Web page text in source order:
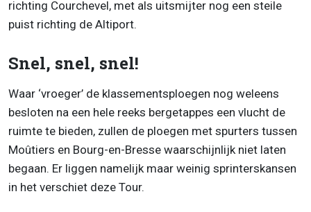
richting Courchevel, met als uitsmijter nog een steile
puist richting de Altiport.
Snel, snel, snel!
Waar ‘vroeger’ de klassementsploegen nog weleens
besloten na een hele reeks bergetappes een vlucht de
ruimte te bieden, zullen de ploegen met spurters tussen
Moûtiers en Bourg-en-Bresse waarschijnlijk niet laten
begaan. Er liggen namelijk maar weinig sprinterskansen
in het verschiet deze Tour.